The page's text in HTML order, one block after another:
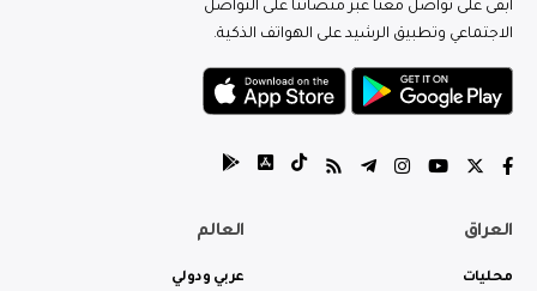
ابقى على تواصل معنا عبر منصاتنا على التواصل
الاجتماعي وتطبيق الرشيد على الهواتف الذكية.
العراق
محليات
العالم
عربي ودولي